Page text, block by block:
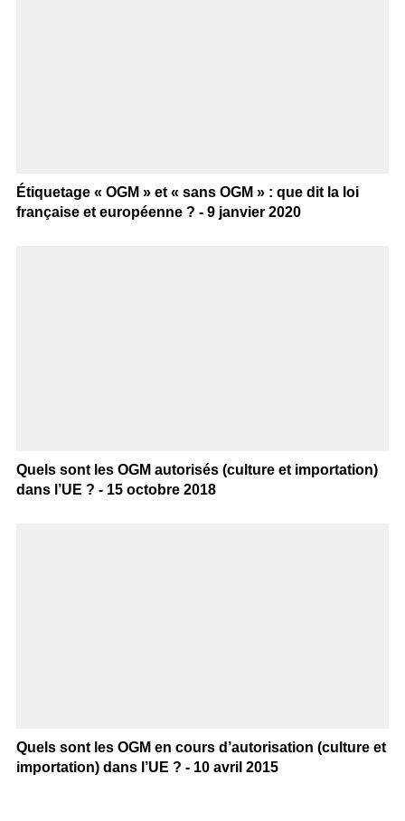
Étiquetage « OGM » et « sans OGM » : que dit la loi
française et européenne ? - 9 janvier 2020
Quels sont les OGM autorisés (culture et importation)
dans l’UE ? - 15 octobre 2018
Quels sont les OGM en cours d’autorisation (culture et
importation) dans l’UE ? - 10 avril 2015